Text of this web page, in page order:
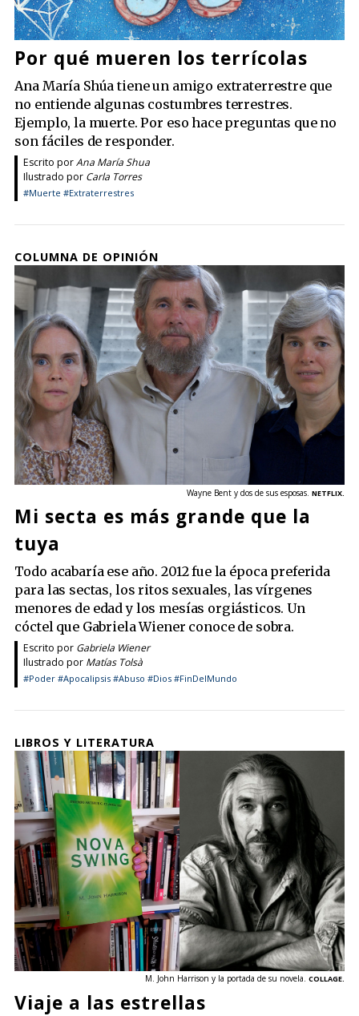
Por qué mueren los terrícolas
Ana María Shúa tiene un amigo extraterrestre que
no entiende algunas costumbres terrestres.
Ejemplo, la muerte. Por eso hace preguntas que no
son fáciles de responder.
Escrito porAna María Shua
Ilustrado por Carla Torres
#Muerte #Extraterrestres
COLUMNA DE OPINIÓN
Wayne Bent y dos de sus esposas. NETFLIX.
Mi secta es más grande que la
tuya
Todo acabaría ese año. 2012 fue la época preferida
para las sectas, los ritos sexuales, las vírgenes
menores de edad y los mesías orgiásticos. Un
cóctel que Gabriela Wiener conoce de sobra.
Escrito por Gabriela Wiener
Ilustrado por Matías Tolsà
#Poder #Apocalipsis #Abuso #Dios #FinDelMundo
LIBROS Y LITERATURA
M. John Harrison y la portada de su novela. COLLAGE.
Viaje a las estrellas